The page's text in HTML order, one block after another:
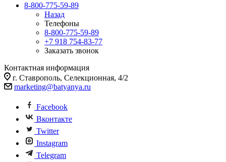
8-800-775-59-89
Назад
Телефоны
8-800-775-59-89
+7 918 754-83-77
Заказать звонок
Контактная информация
г. Ставрополь, Селекционная, 4/2
marketing@batyanya.ru
Facebook
Вконтакте
Twitter
Instagram
Telegram